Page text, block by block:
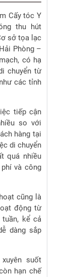
Cấy tóc Y
thu hút
sở tọa lạc
Phòng –
có hạ
chuyển từ
các tỉnh
tiếp cận
so với
hàng tại
di chuyển
quá nhiều
và công
cũng là
động từ
kể cả
dàng sắp
suốt
hạn chế